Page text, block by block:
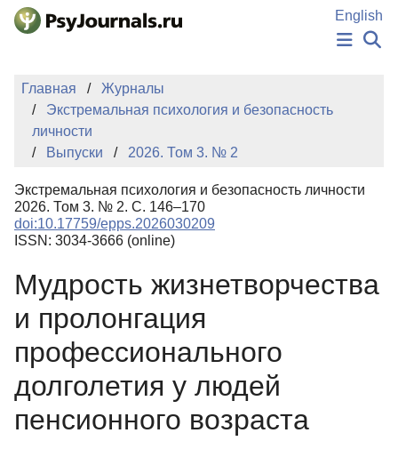
Перейти к основному содержанию
English
НОВОСТИ
БАЗА ЗНАНИЙ
КЛЮЧЕВЫЕ СЛОВА
Регистрация
Главная
Журналы
Экстремальная психология и безопасность
личности
Выпуски
2026. Том 3. № 2
Экстремальная психология и безопасность личности
2026. Том 3. № 2. С. 146–170
doi:10.17759/epps.2026030209
ISSN: 3034-3666 (online)
Мудрость жизнетворчества
и пролонгация
профессионального
долголетия у людей
пенсионного возраста